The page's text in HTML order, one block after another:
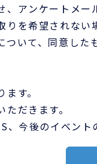
、アンケートメ
を希望されな
いて、同意した
す。
だきます。
今後のイベント